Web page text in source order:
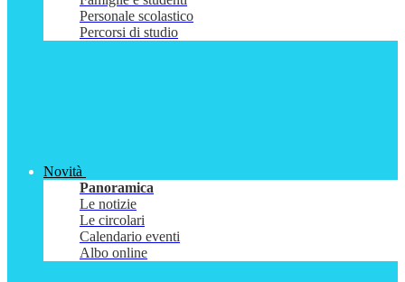
Personale scolastico
Percorsi di studio
Novità
Panoramica
Le notizie
Le circolari
Calendario eventi
Albo online